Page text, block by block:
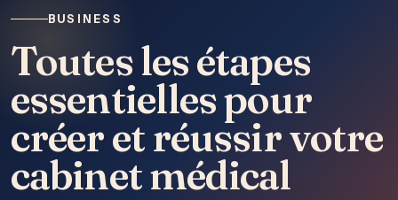
BUSINESS
Toutes les étapes
essentielles pour
créer et réussir votre
cabinet médical